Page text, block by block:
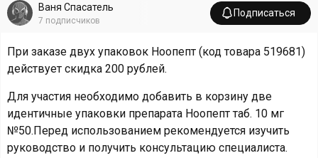
Ваня Спасатель
7 подписчиков
Подписаться
При заказе двух упаковок Ноопепт (код товара 519681)
действует скидка 200 рублей.
Для участия необходимо добавить в корзину две
идентичные упаковки препарата Ноопепт таб. 10 мг
№50.Перед использованием рекомендуется изучить
руководство и получить консультацию специалиста.